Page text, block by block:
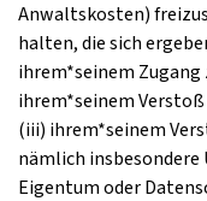
Anwaltskosten)
halten, die sich
ihrem*seinem
ihrem*seinem
(iii) ihrem*seinem
nämlich
Eigentum oder